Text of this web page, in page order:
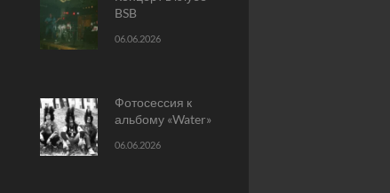
BSB
06.06.2026
Фотосессия к
альбому «Water»
06.06.2026